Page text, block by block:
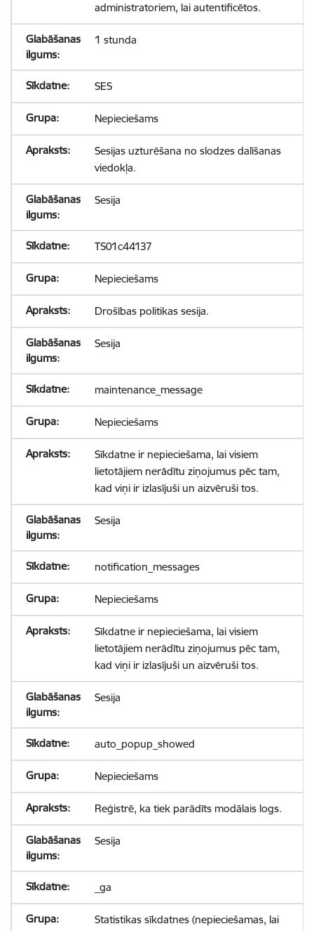
administratoriem, lai autentificētos.
1 stunda
SES
Nepieciešams
Sesijas uzturēšana no slodzes dalīšanas
viedokļa.
Sesija
TS01c44137
Nepieciešams
Drošības politikas sesija.
Sesija
maintenance_message
Nepieciešams
Sīkdatne ir nepieciešama, lai visiem
lietotājiem nerādītu ziņojumus pēc tam,
kad viņi ir izlasījuši un aizvēruši tos.
Sesija
notification_messages
Nepieciešams
Sīkdatne ir nepieciešama, lai visiem
lietotājiem nerādītu ziņojumus pēc tam,
kad viņi ir izlasījuši un aizvēruši tos.
Sesija
auto_popup_showed
Nepieciešams
Reģistrē, ka tiek parādīts modālais logs.
Sesija
_ga
Statistikas sīkdatnes (nepieciešamas, lai